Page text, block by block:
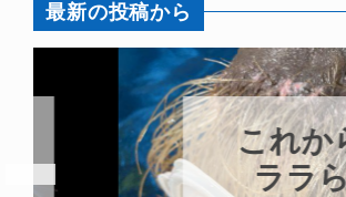
最新の投稿から
これからもツ
ララらしく